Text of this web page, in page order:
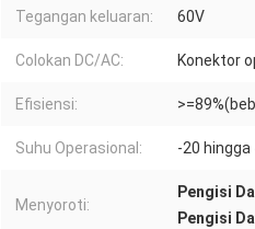
Tegangan keluaran: 60V
Colokan DC/AC: Konektor
Efisiensi:
Suhu Operasional: -20
Menyoroti:
Pengisi
Pengisi